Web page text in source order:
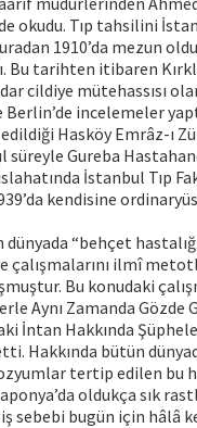
okudu. Tıp tahsilini
1910’da mezun
Bu tarihten itibaren
cildiye mütehassısı
Berlin’de incelemeler
edildiği Hasköy Emrâz-ı
süreyle Gureba
İstanbul Tıp
kendisine
“behçet
çalışmalarını ilmî
Bu konudaki
Aynı Zamanda
İntan Hakkında
Hakkında bütün
tertip edilen bu
oldukça sık
sebebi bugün için hâlâ